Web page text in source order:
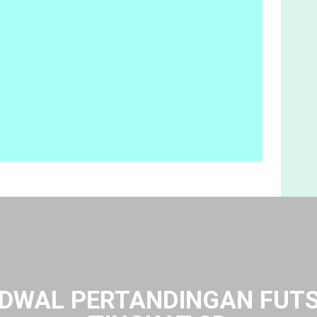
PERTANDINGAN